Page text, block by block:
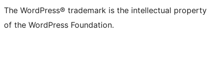
The WordPress® trademark is the intellectual property
of the WordPress Foundation.